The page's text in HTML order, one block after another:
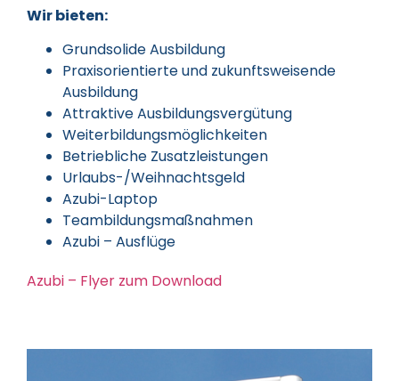
Wir bieten:
Grundsolide Ausbildung
Praxisorientierte und zukunftsweisende
Ausbildung
Attraktive Ausbildungsvergütung
Weiterbildungsmöglichkeiten
Betriebliche Zusatzleistungen
Urlaubs-/Weihnachtsgeld
Azubi-Laptop
Teambildungsmaßnahmen
Azubi – Ausflüge
Azubi – Flyer zum Download